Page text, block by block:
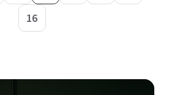
16